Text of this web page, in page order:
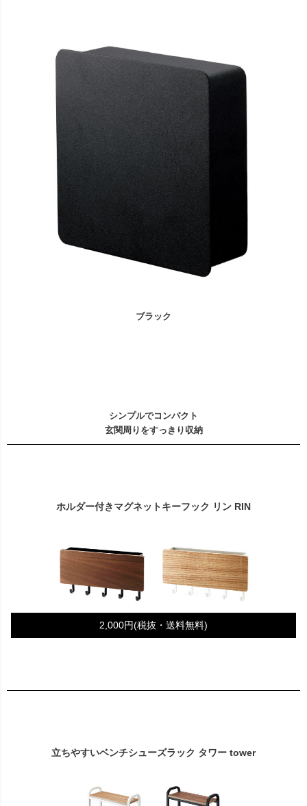
ブラック
シンプルでコンパクト
玄関周りをすっきり収納
ホルダー付きマグネットキーフック リン RIN
2,000円(税抜・送料無料)
立ちやすいベンチシューズラック タワー tower